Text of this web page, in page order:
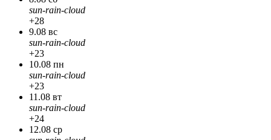
sun-rain-cloud
+28
9.08 вс
sun-rain-cloud
+23
10.08 пн
sun-rain-cloud
+23
11.08 вт
sun-rain-cloud
+24
12.08 ср